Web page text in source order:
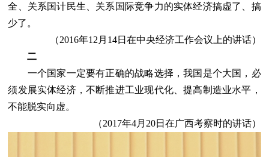
全、关系国计民生、关系国际竞争力的实体经济搞虚了、搞
少了。
（2016年12月14日在中央经济工作会议上的讲话）
二
一个国家一定要有正确的战略选择，我国是个大国，必
须发展实体经济，不断推进工业现代化、提高制造业水平，
不能脱实向虚。
（2017年4月20日在广西考察时的讲话）